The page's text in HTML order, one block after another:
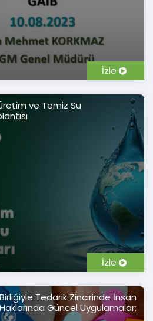
İzle
ve Temiz Su
İzle
Birliğiyle Tedarik Zincirinde İnsan
Güncel Uygulamalar: